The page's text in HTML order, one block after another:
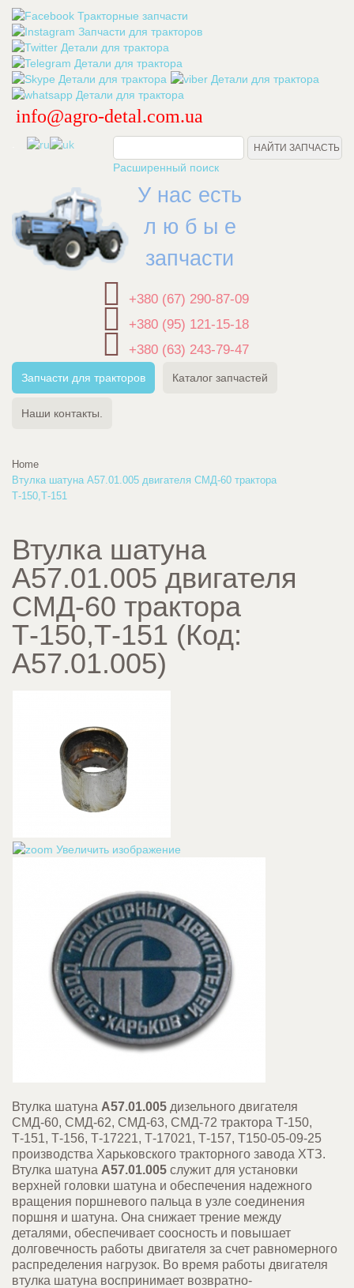
info@agro-detal.com.ua
Расширенный поиск
У нас есть
л ю б ы е
запчасти
+380 (67) 290-87-09
+380 (95) 121-15-18
+380 (63) 243-79-47
Запчасти для тракторов Каталог запчастей
Наши контакты.
Home
Втулка шатуна А57.01.005 двигателя СМД-60 трактора
Т-150,Т-151
Втулка шатуна
А57.01.005 двигателя
СМД-60 трактора
Т-150,Т-151 (Код:
А57.01.005)
Увеличить изображение
Втулка шатуна А57.01.005 дизельного двигателя
СМД-60, СМД-62, СМД-63, СМД-72 трактора Т-150,
Т-151, Т-156, Т-17221, Т-17021, Т-157, Т150-05-09-25
производства Харьковского тракторного завода ХТЗ.
Втулка шатуна А57.01.005 служит для установки
верхней головки шатуна и обеспечения надежного
вращения поршневого пальца в узле соединения
поршня и шатуна. Она снижает трение между
деталями, обеспечивает соосность и повышает
долговечность работы двигателя за счет равномерного
распределения нагрузок. Во время работы двигателя
втулка шатуна воспринимает возвратно-